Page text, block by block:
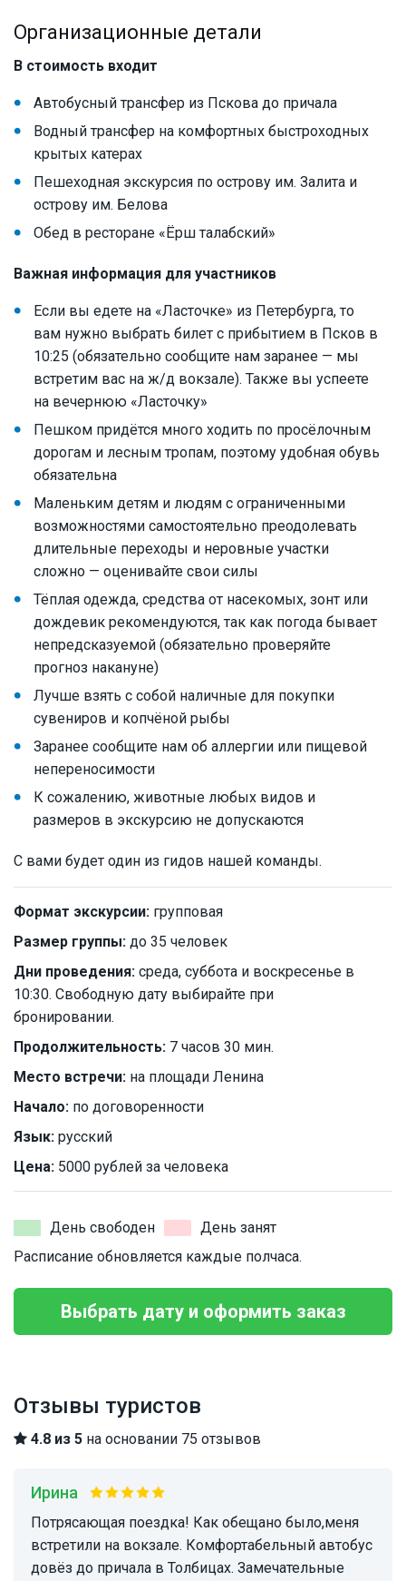
Организационные детали
В стоимость входит
Автобусный трансфер из Пскова до причала
Водный трансфер на комфортных быстроходных
крытых катерах
Пешеходная экскурсия по острову им. Залита и
острову им. Белова
Обед в ресторане «Ёрш талабский»
Важная информация для участников
Если вы едете на «Ласточке» из Петербурга, то
вам нужно выбрать билет с прибытием в Псков в
10:25 (обязательно сообщите нам заранее — мы
встретим вас на ж/д вокзале). Также вы успеете
на вечернюю «Ласточку»
Пешком придётся много ходить по просёлочным
дорогам и лесным тропам, поэтому удобная обувь
обязательна
Маленьким детям и людям с ограниченными
возможностями самостоятельно преодолевать
длительные переходы и неровные участки
сложно — оценивайте свои силы
Тёплая одежда, средства от насекомых, зонт или
дождевик рекомендуются, так как погода бывает
непредсказуемой (обязательно проверяйте
прогноз накануне)
Лучше взять с собой наличные для покупки
сувениров и копчёной рыбы
Заранее сообщите нам об аллергии или пищевой
непереносимости
К сожалению, животные любых видов и
размеров в экскурсию не допускаются
С вами будет один из гидов нашей команды.
Формат экскурсии: групповая
Размер группы: до 35 человек
Дни проведения: среда, суббота и воскресенье в
10:30. Свободную дату выбирайте при
бронировании.
Продолжительность: 7 часов 30 мин.
Место встречи: на площади Ленина
Начало: по договоренности
Язык: русский
Цена: 5000 рублей за человека
День свободен
День занят
Расписание обновляется каждые полчаса.
Выбрать дату и оформить заказ
Отзывы туристов
4.8 из 5 на основании 75 отзывов
Ирина
Потрясающая поездка! Как обещано было,меня
встретили на вокзале. Комфортабельный автобус
довёз до причала в Толбицах. Замечательные